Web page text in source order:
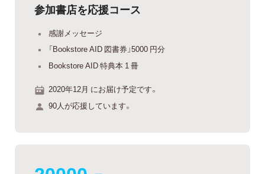
参加書店を応援コース
感謝メッセージ
「Bookstore AID 図書券」5000 円分
Bookstore AID 特典本 1 冊
2020年12月 にお届け予定です。
90人が応援しています。